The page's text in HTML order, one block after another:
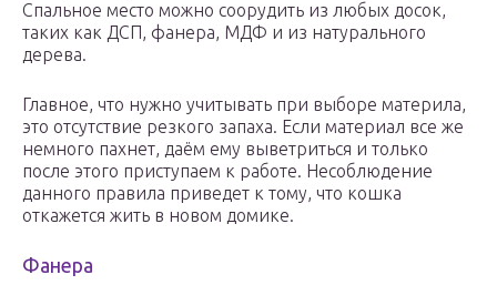
Спальное место можно соорудить из любых досок,
таких как ДСП, фанера, МДФ и из натурального
дерева.
Главное, что нужно учитывать при выборе материла,
это отсутствие резкого запаха. Если материал все же
немного пахнет, даём ему выветриться и только
после этого приступаем к работе. Несоблюдение
данного правила приведет к тому, что кошка
откажется жить в новом домике.
Фанера